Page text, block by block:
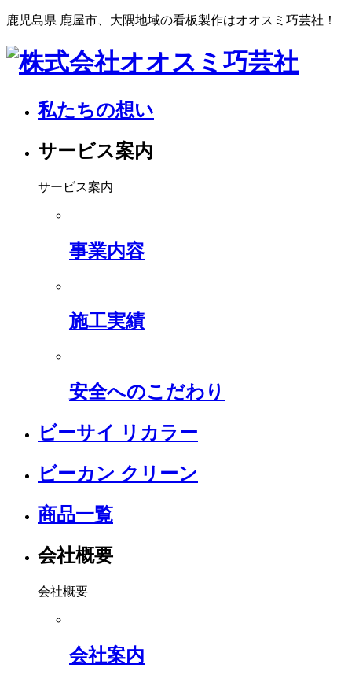
鹿児島県 鹿屋市、大隅地域の看板製作はオオスミ巧芸社！
私たちの想い
サービス案内
サービス案内
事業内容
施工実績
安全へのこだわり
ビーサイ リカラー
ビーカン クリーン
商品一覧
会社概要
会社概要
会社案内